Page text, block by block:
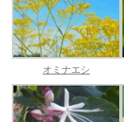
オミナエシ